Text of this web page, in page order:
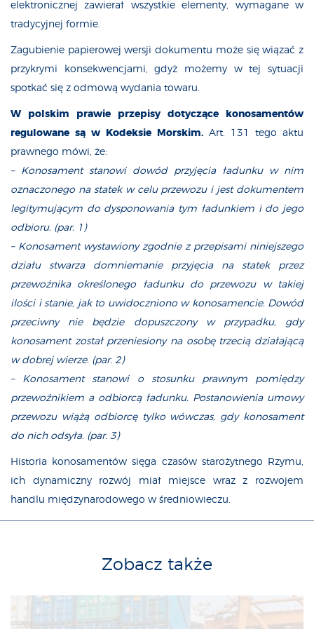
elektronicznej zawierał wszystkie elementy, wymagane w
tradycyjnej formie.
Zagubienie papierowej wersji dokumentu może się wiązać z
przykrymi konsekwencjami, gdyż możemy w tej sytuacji
spotkać się z odmową wydania towaru.
W polskim prawie przepisy dotyczące konosamentów
regulowane są w Kodeksie Morskim. Art. 131 tego aktu
prawnego mówi, że:
– Konosament stanowi dowód przyjęcia ładunku w nim
oznaczonego na statek w celu przewozu i jest dokumentem
legitymującym do dysponowania tym ładunkiem i do jego
odbioru. (par. 1)
– Konosament wystawiony zgodnie z przepisami niniejszego
działu stwarza domniemanie przyjęcia na statek przez
przewoźnika określonego ładunku do przewozu w takiej
ilości i stanie, jak to uwidoczniono w konosamencie. Dowód
przeciwny nie będzie dopuszczony w przypadku, gdy
konosament został przeniesiony na osobę trzecią działającą
w dobrej wierze. (par. 2)
– Konosament stanowi o stosunku prawnym pomiędzy
przewoźnikiem a odbiorcą ładunku. Postanowienia umowy
przewozu wiążą odbiorcę tylko wówczas, gdy konosament
do nich odsyła. (par. 3)
Historia konosamentów sięga czasów starożytnego Rzymu,
ich dynamiczny rozwój miał miejsce wraz z rozwojem
handlu międzynarodowego w średniowieczu.
Zobacz także